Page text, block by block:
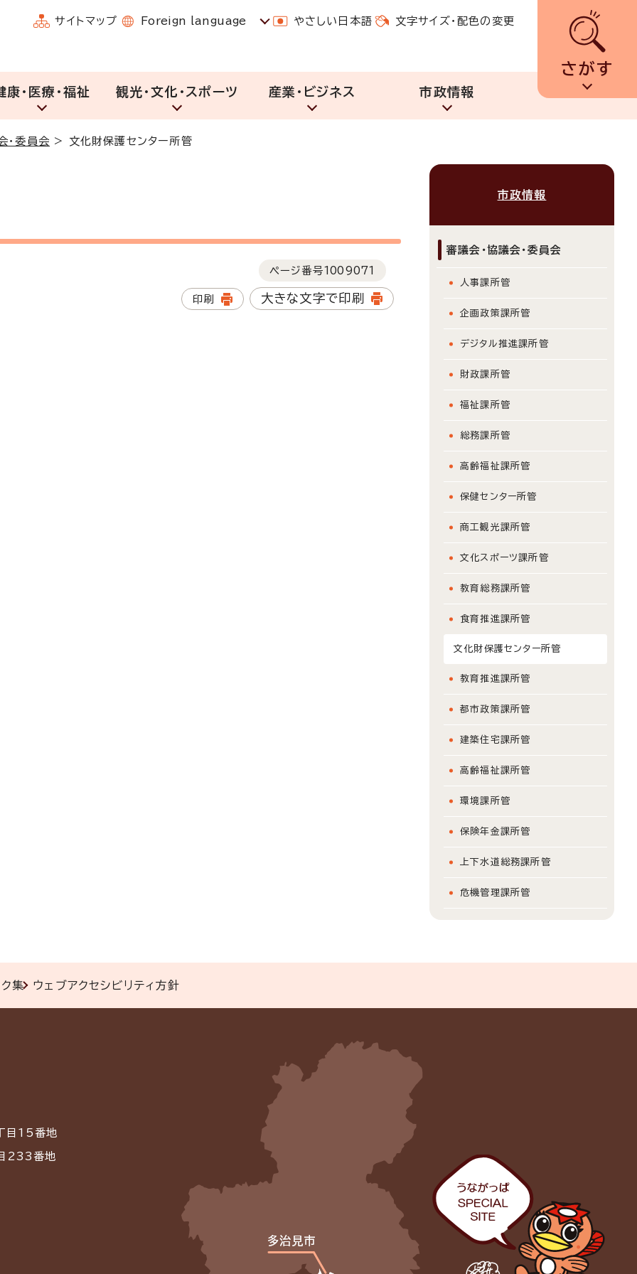
サイトマップ Foreign language やさしい日本語 文字サイズ・配色の変更
さがす
康・医療・福祉 観光・文化・スポーツ 産業・ビジネス 市政情報
・委員会 > 文化財保護センター所管
ページ番号1009071
印刷 大きな文字で印刷
市政情報
審議会・協議会・委員会
人事課所管
企画政策課所管
デジタル推進課所管
財政課所管
福祉課所管
総務課所管
高齢福祉課所管
保健センター所管
商工観光課所管
文化スポーツ課所管
教育総務課所管
食育推進課所管
文化財保護センター所管
教育推進課所管
都市政策課所管
建築住宅課所管
高齢福祉課所管
環境課所管
保険年金課所管
上下水道総務課所管
危機管理課所管
集 ウェブアクセシビリティ方針
目15番地
233番地